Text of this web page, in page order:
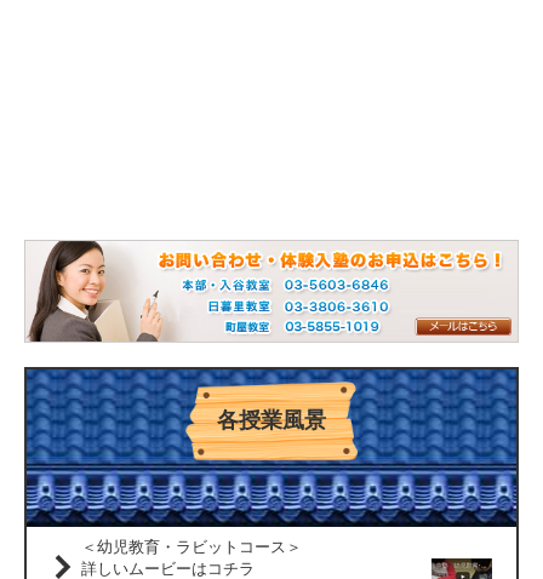
「自由塾すき？」
「うん、まぁ、一応ね！」
本当にありがとうございました。
お世話になりました！
各授業風景
＜幼児教育・ラビットコース＞
詳しいムービーはコチラ